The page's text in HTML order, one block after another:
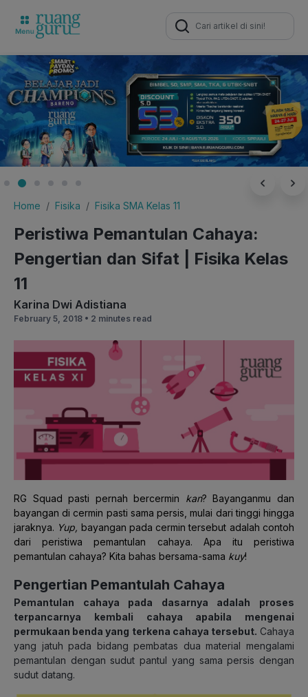
Search
for:
Home Fisika Fisika SMA Kelas 11
Peristiwa Pemantulan Cahaya:
Pengertian dan Sifat | Fisika Kelas
11
Karina Dwi Adistiana
February 5, 2018 • 2 minutes read
RG Squad pasti pernah bercermin kan? Bayanganmu dan
bayangan di cermin pasti sama persis, mulai dari tinggi hingga
jaraknya. Yup, bayangan pada cermin tersebut adalah contoh
dari peristiwa pemantulan cahaya. Apa itu peristiwa
pemantulan cahaya? Kita bahas bersama-sama kuy!
Pengertian Pemantulah Cahaya
Pemantulan cahaya pada dasarnya adalah proses
terpancarnya kembali cahaya apabila mengenai
permukaan benda yang terkena cahaya tersebut. Cahaya
yang jatuh pada bidang pembatas dua material mengalami
pemantulan dengan sudut pantul yang sama persis dengan
sudut datang.